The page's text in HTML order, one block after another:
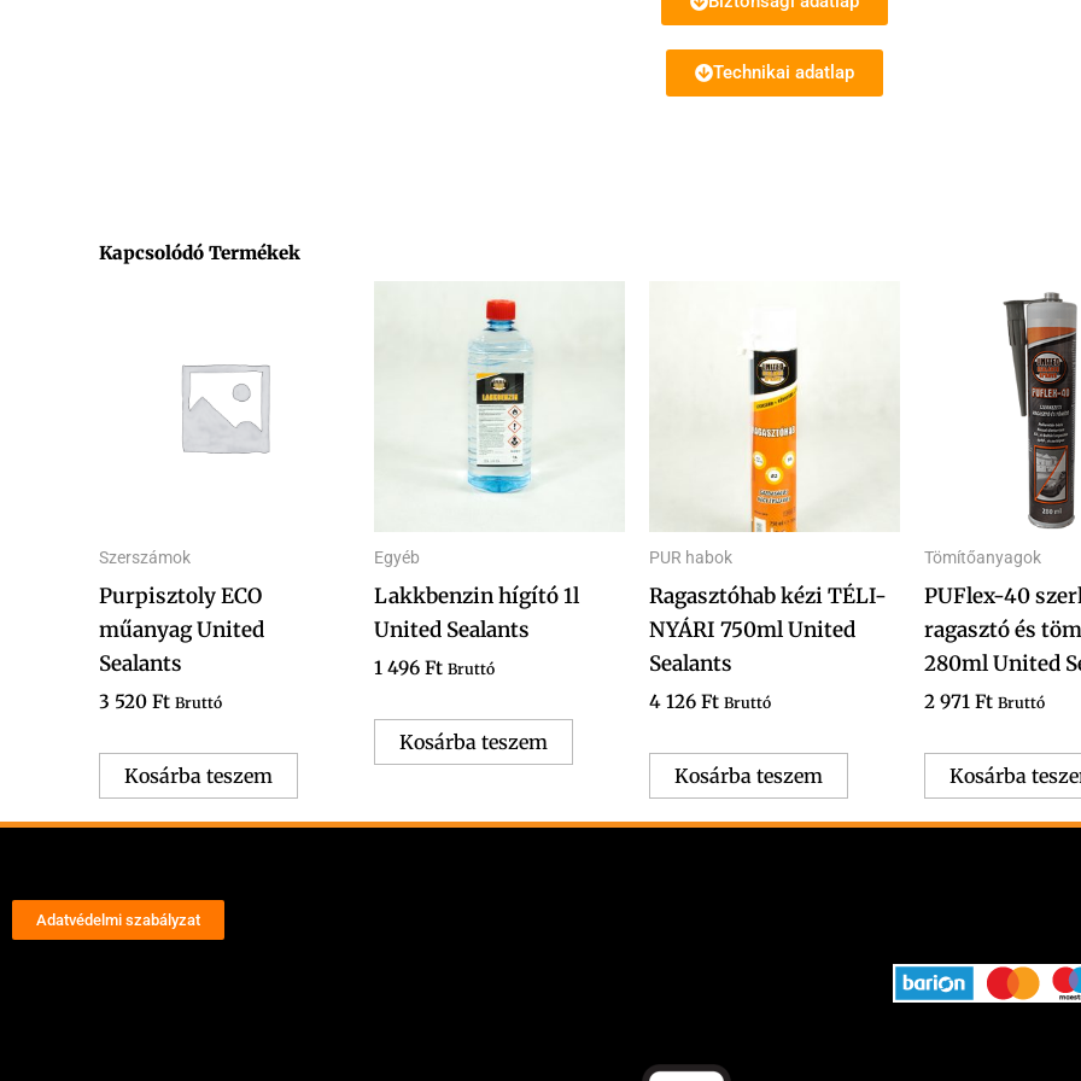
Technikai adatlap
Kapcsolódó Termékek
Szerszámok
Purpisztoly ECO
műanyag United
Sealants
3 520 Ft Bruttó
Kosárba teszem
Egyéb
Lakkbenzin hígító 1l
United Sealants
1 496 Ft Bruttó
Kosárba teszem
PUR habok
Ragasztóhab kézi TÉLI-
NYÁRI 750ml United
Sealants
4 126 Ft Bruttó
Kosárba teszem
Tömítőanyagok
PUFlex-40
ragasztó és
280ml United
2 971 Ft Bruttó
Kosárba
Adatvédelmi szabályzat